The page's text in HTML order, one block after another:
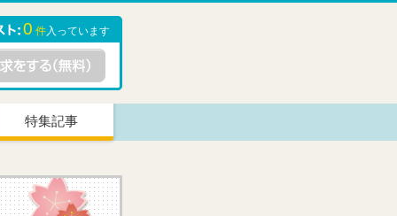
0 件入っています
特集記事